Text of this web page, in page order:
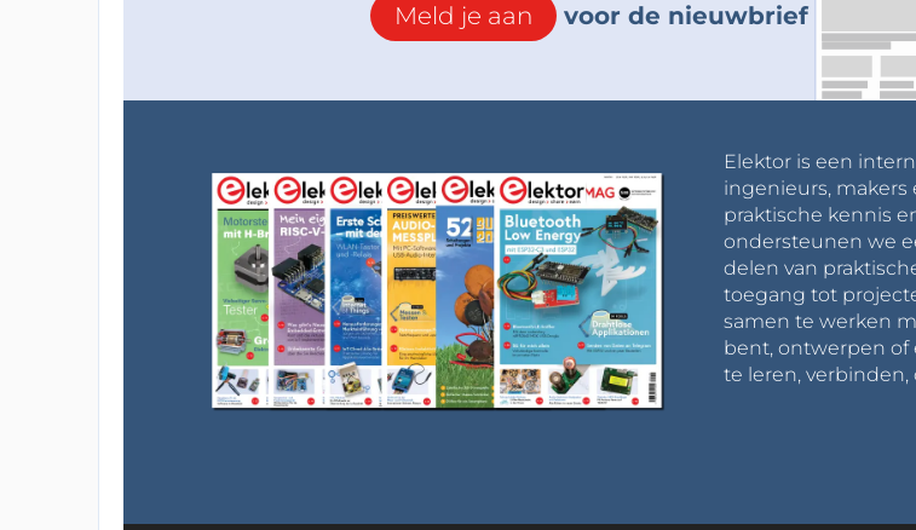
Meld je aan voor de nieuwbrief
Elektor is een
ingenieurs, makers
praktische kennis
ondersteunen we
delen van
toegang tot
samen te werken
bent, ontwerpen of
te leren,